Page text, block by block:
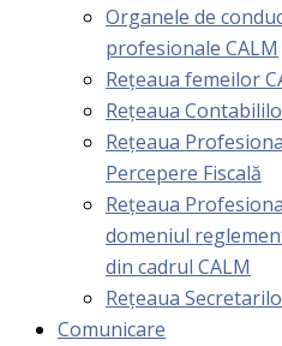
Organele de
profesionale CALM
Rețeaua femeilor
Rețeaua
Rețeaua
Percepere Fiscală
Reţeaua
domeniul
din cadrul CALM
Rețeaua
Comunicare